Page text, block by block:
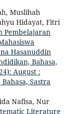
Muslihah
Hidayat, Fitri
Pembelajaran
Hasanuddin
Bahasa,
August :
Sastra
Nafisa, Nur
Literature